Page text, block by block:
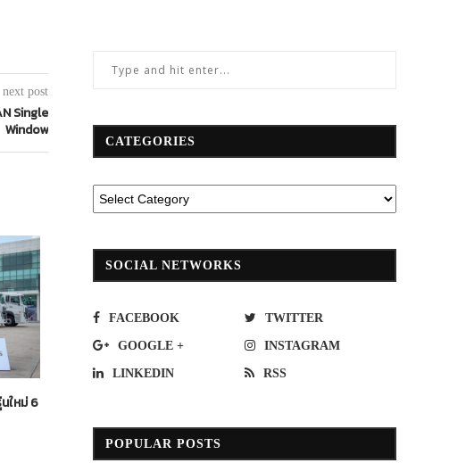
next post
Single
Window
ใหม่ 6
July 2, 2019
CATEGORIES
SOCIAL NETWORKS
FACEBOOK TWITTER
GOOGLE + INSTAGRAM
LINKEDIN RSS
POPULAR POSTS